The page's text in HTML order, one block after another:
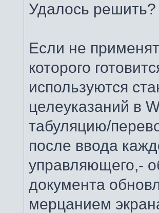
Удалось решить?
Если не
которого
используются
целеуказаний в
табуляцию/
после ввода
управляющего,-
документа
мерцанием